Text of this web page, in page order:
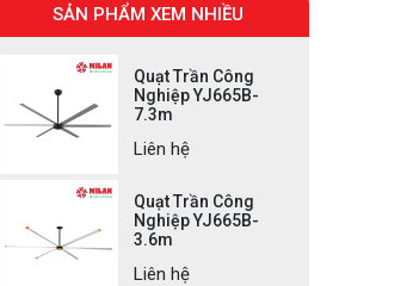
SẢN PHẨM XEM NHIỀU
Quạt Trần Công
Nghiệp YJ665B-
7.3m
Liên hệ
Quạt Trần Công
Nghiệp YJ665B-
3.6m
Liên hệ